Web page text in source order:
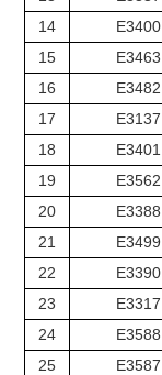
14
E3400
15
E3463
16
E3482
17
E3137
18
E3401
19
E3562
20
E3388
21
E3499
22
E3390
23
E3317
24
E3588
25
E3587